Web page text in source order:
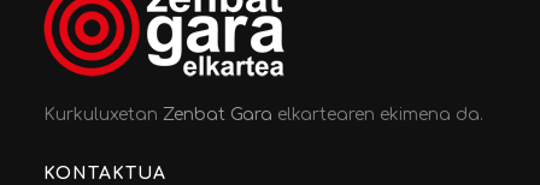
KurkuluxetanZenbat Gara elkartearen ekimena da.
KONTAKTUA